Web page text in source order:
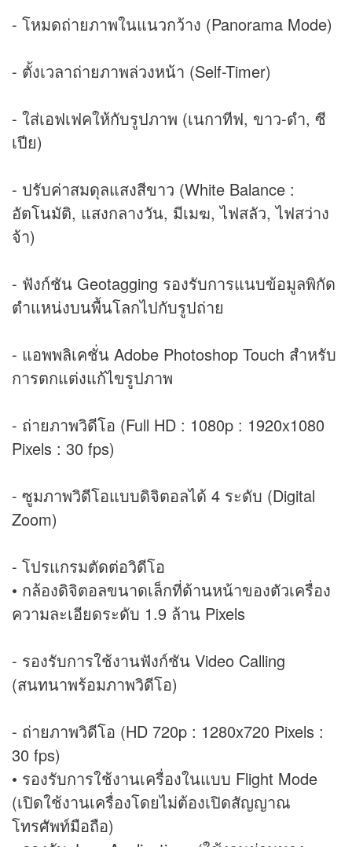
- โหมดถ่ายภาพในแนวกว้าง (Panorama Mode)
- ตั้งเวลาถ่ายภาพล่วงหน้า (Self-Timer)
- ใส่เอฟเฟคให้กับรูปภาพ (เนกาทีฟ, ขาว-ดำ, ซี
เปีย)
- ปรับค่าสมดุลแสงสีขาว (White Balance :
อัตโนมัติ, แสงกลางวัน, มีเมฆ, ไฟสลัว, ไฟสว่าง
จ้า)
- ฟังก์ชัน Geotagging รองรับการแนบข้อมูลพิกัด
ตำแหน่งบนพื้นโลกไปกับรูปถ่าย
- แอพพลิเคชั่น Adobe Photoshop Touch สำหรับ
การตกแต่งแก้ไขรูปภาพ
- ถ่ายภาพวิดีโอ (Full HD : 1080p : 1920x1080
Pixels : 30 fps)
- ซูมภาพวิดีโอแบบดิจิตอลได้ 4 ระดับ (Digital
Zoom)
- โปรแกรมตัดต่อวิดีโอ
• กล้องดิจิตอลขนาดเล็กที่ด้านหน้าของตัวเครื่อง
ความละเอียดระดับ 1.9 ล้าน Pixels
- รองรับการใช้งานฟังก์ชัน Video Calling
(สนทนาพร้อมภาพวิดีโอ)
- ถ่ายภาพวิดีโอ (HD 720p : 1280x720 Pixels :
30 fps)
• รองรับการใช้งานเครื่องในแบบ Flight Mode
(เปิดใช้งานเครื่องโดยไม่ต้องเปิดสัญญาณ
โทรศัพท์มือถือ)